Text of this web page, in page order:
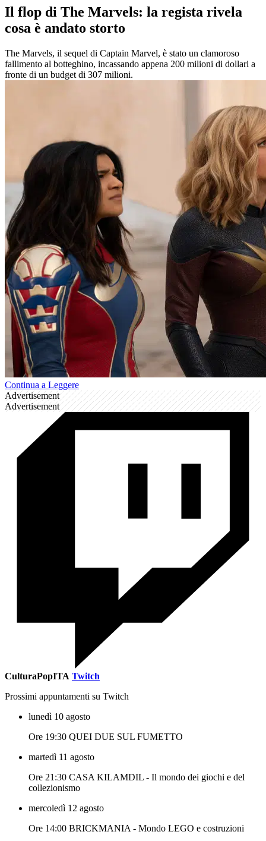
Il flop di The Marvels: la regista rivela
cosa è andato storto
The Marvels, il sequel di Captain Marvel, è stato un clamoroso
fallimento al botteghino, incassando appena 200 milioni di dollari a
fronte di un budget di 307 milioni.
Continua a Leggere
Advertisement
Advertisement
CulturaPopITA Twitch
Prossimi appuntamenti su Twitch
lunedì 10 agosto
Ore 19:30 QUEI DUE SUL FUMETTO
martedì 11 agosto
Ore 21:30 CASA KILAMDIL - Il mondo dei giochi e del
collezionismo
mercoledì 12 agosto
Ore 14:00 BRICKMANIA - Mondo LEGO e costruzioni